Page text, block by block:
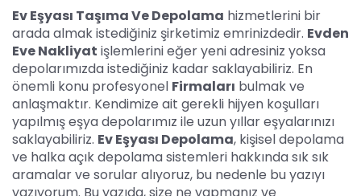
Ev Eşyası Taşıma Ve Depolama hizmetlerini bir
arada almak istediğiniz şirketimiz emrinizdedir. Evden
Eve Nakliyat işlemlerini eğer yeni adresiniz yoksa
depolarımızda istediğiniz kadar saklayabiliriz. En
önemli konu profesyonel Firmaları bulmak ve
anlaşmaktır. Kendimize ait gerekli hijyen koşulları
yapılmış eşya depolarımız ile uzun yıllar eşyalarınızı
saklayabiliriz. Ev Eşyası Depolama, kişisel depolama
ve halka açık depolama sistemleri hakkında sık sık
aramalar ve sorular alıyoruz, bu nedenle bu yazıyı